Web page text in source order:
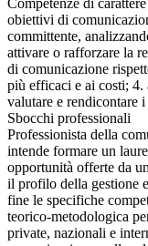
Competenze di
obiettivi di
committente,
attivare o rafforzare la
di comunicazione
più efficaci e ai costi; 4.
valutare e rendicontare
Sbocchi professionali
Professionista della
intende formare un
opportunità offerte da
il profilo della gestione
fine le specifiche
teorico-metodologica
private, nazionali e